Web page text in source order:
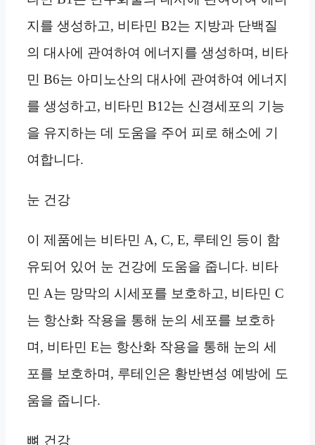
지를 생성하고, 비타민 B2는 지방과 단백질
의 대사에 관여하여 에너지를 생성하며, 비타
민 B6는 아미노산의 대사에 관여하여 에너지
를 생성하고, 비타민 B12는 신경세포의 기능
을 유지하는 데 도움을 주어 피로 해소에 기
여합니다.
눈 건강
이 제품에는 비타민 A, C, E, 루테인 등이 함
유되어 있어 눈 건강에 도움을 줍니다. 비타
민 A는 망막의 시세포를 보호하고, 비타민 C
는 항산화 작용을 통해 눈의 세포를 보호하
며, 비타민 E는 항산화 작용을 통해 눈의 세
포를 보호하며, 루테인은 황반변성 예방에 도
움을 줍니다.
뼈 건강